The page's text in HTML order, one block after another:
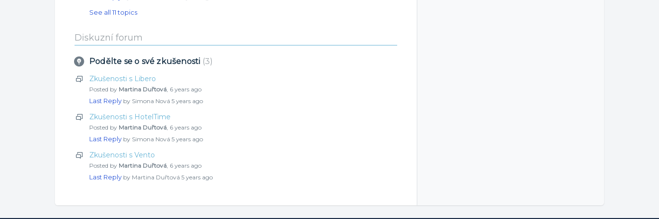
See all 11 topics
Diskuzní forum
Podělte se o své zkušenosti 3
Zkušenosti s Libero
Posted by Martina Duřtová 6 years ago
Last Reply by Simona Nová 5 years ago
Zkušenosti s HotelTime
Posted by Martina Duřtová 6 years ago
Last Reply by Simona Nová 5 years ago
Zkušenosti s Vento
Posted by Martina Duřtová 6 years ago
Last Reply by Martina Duřtová 5 years ago